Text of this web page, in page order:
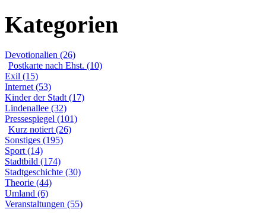
Kategorien
Devotionalien (26)
Postkarte nach Ehst. (10)
Exil (15)
Internet (53)
Kinder der Stadt (17)
Lindenallee (32)
Pressespiegel (101)
Kurz notiert (26)
Sonstiges (195)
Sport (14)
Stadtbild (174)
Stadtgeschichte (30)
Theorie (44)
Umland (6)
Veranstaltungen (55)